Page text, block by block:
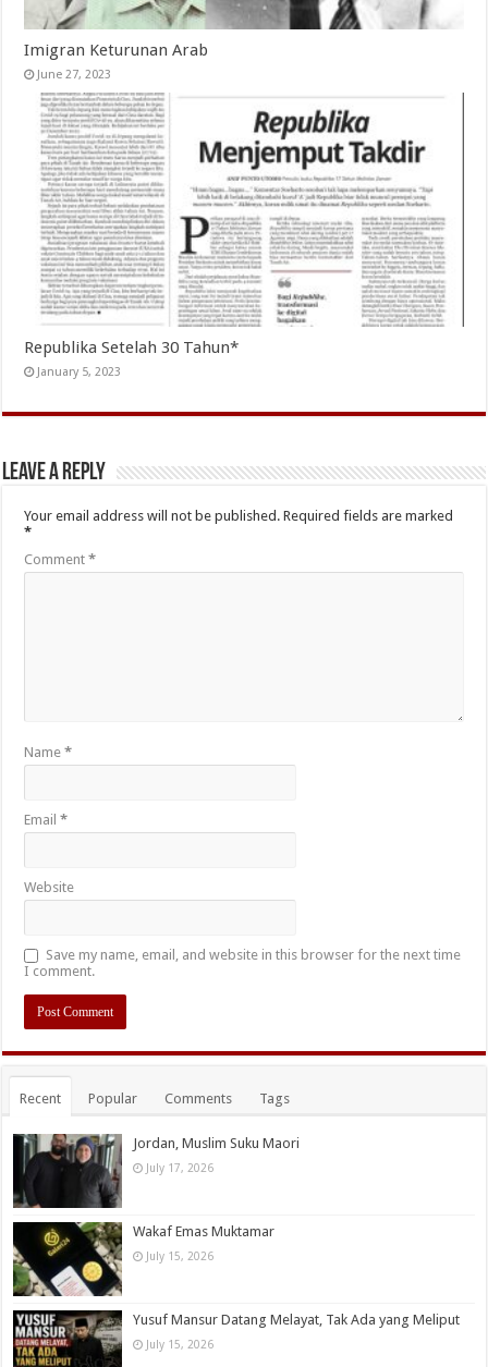
Imigran Keturunan Arab
June 27, 2023
Republika Setelah 30 Tahun*
January 5, 2023
Leave a Reply
Your email address will not be published. Required fields are marked
*
Comment*
Name*
Email*
Website
Save my name, email, and website in this browser for the next time
I comment.
Recent Popular Comments Tags
Jordan, Muslim Suku Maori
July 17, 2026
Wakaf Emas Muktamar
July 15, 2026
Yusuf Mansur Datang Melayat, Tak Ada yang Meliput
July 15, 2026